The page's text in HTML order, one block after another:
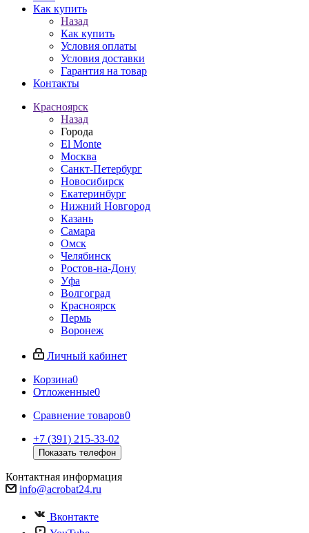
Как купить
Назад
Как купить
Условия оплаты
Условия доставки
Гарантия на товар
Контакты
Красноярск
Назад
Города
El Monte
Москва
Санкт-Петербург
Новосибирск
Екатеринбург
Нижний Новгород
Казань
Самара
Омск
Челябинск
Ростов-на-Дону
Уфа
Волгоград
Красноярск
Пермь
Воронеж
Личный кабинет
Корзина0
Отложенные0
Сравнение товаров0
+7 (391) 215-33-02
Показать телефон
Контактная информация
info@acrobat24.ru
Вконтакте